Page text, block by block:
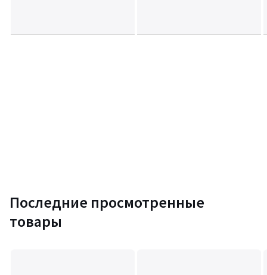
Последние просмотренные
товары